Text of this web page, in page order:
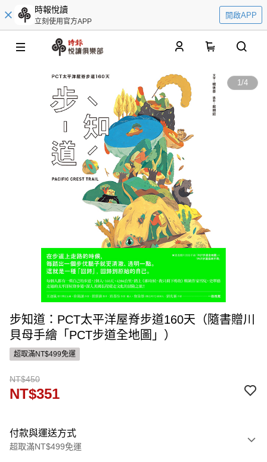
時報悅讀
立刻使用官方APP
開啟APP
1/4
步知道：PCT太平洋屋脊步道160天（隨書贈川
貝母手繪「PCT步道全地圖」）
超取滿NT$499免運
NT$450
NT$351
付款與運送方式
超取滿NT$499免運